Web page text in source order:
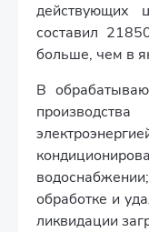
действующих
составил
больше, чем в
В
обработке и
ликвидации